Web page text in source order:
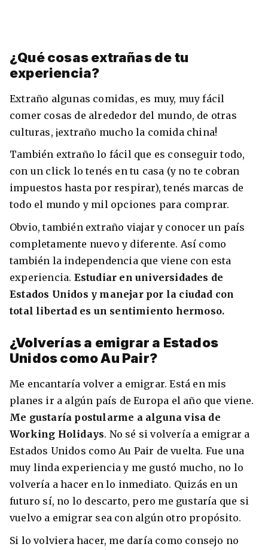
¿Qué cosas extrañas de tu
experiencia?
Extraño algunas comidas, es muy, muy fácil
comer cosas de alrededor del mundo, de otras
culturas, ¡extraño mucho la comida china!
También extraño lo fácil que es conseguir todo,
con un click lo tenés en tu casa (y no te cobran
impuestos hasta por respirar), tenés marcas de
todo el mundo y mil opciones para comprar.
Obvio, también extraño viajar y conocer un país
completamente nuevo y diferente. Así como
también la independencia que viene con esta
experiencia. Estudiar en universidades de
Estados Unidos y manejar por la ciudad con
total libertad es un sentimiento hermoso.
¿Volverías a emigrar a Estados
Unidos como Au Pair?
Me encantaría volver a emigrar. Está en mis
planes ir a algún país de Europa el año que viene.
Me gustaría postularme a alguna visa de
Working Holidays. No sé si volvería a emigrar a
Estados Unidos como Au Pair de vuelta. Fue una
muy linda experiencia y me gustó mucho, no lo
volvería a hacer en lo inmediato. Quizás en un
futuro sí, no lo descarto, pero me gustaría que si
vuelvo a emigrar sea con algún otro propósito.
Si lo volviera hacer, me daría como consejo no